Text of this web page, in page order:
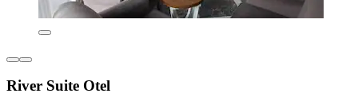
River Suite Otel